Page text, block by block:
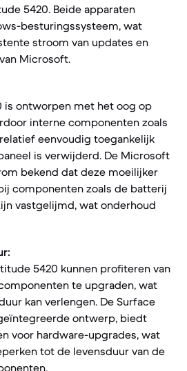
5420. Beide apparaten
besturingssysteem, wat
stroom van updates en
Microsoft.
is ontworpen met het oog op
interne componenten zoals
eenvoudig toegankelijk
is verwijderd. De Microsoft
bekend dat deze moeilijker
componenten zoals de batterij
vastgelijmd, wat onderhoud
5420 kunnen profiteren van
te upgraden, wat
kan verlengen. De Surface
ontwerp, biedt
voor hardware-upgrades, wat
tot de levensduur van de